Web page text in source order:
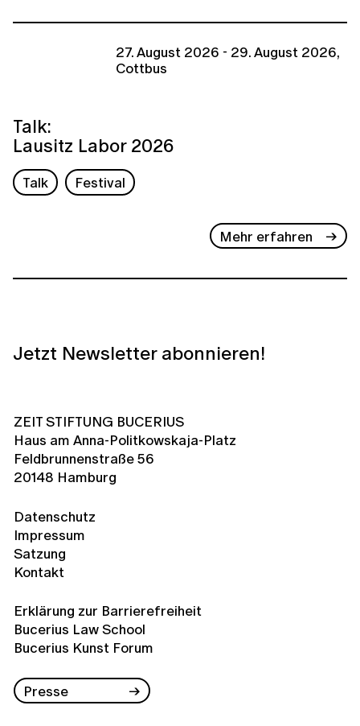
27. August 2026 - 29. August 2026,
Cottbus
Talk:
Lausitz Labor 2026
Talk Festival
Mehr erfahren
Jetzt Newsletter abonnieren!
ZEIT STIFTUNG BUCERIUS
Haus am Anna-Politkowskaja-Platz
Feldbrunnenstraße 56
20148 Hamburg
Datenschutz
Impressum
Satzung
Kontakt
Erklärung zur Barrierefreiheit
Bucerius Law School
Bucerius Kunst Forum
Presse